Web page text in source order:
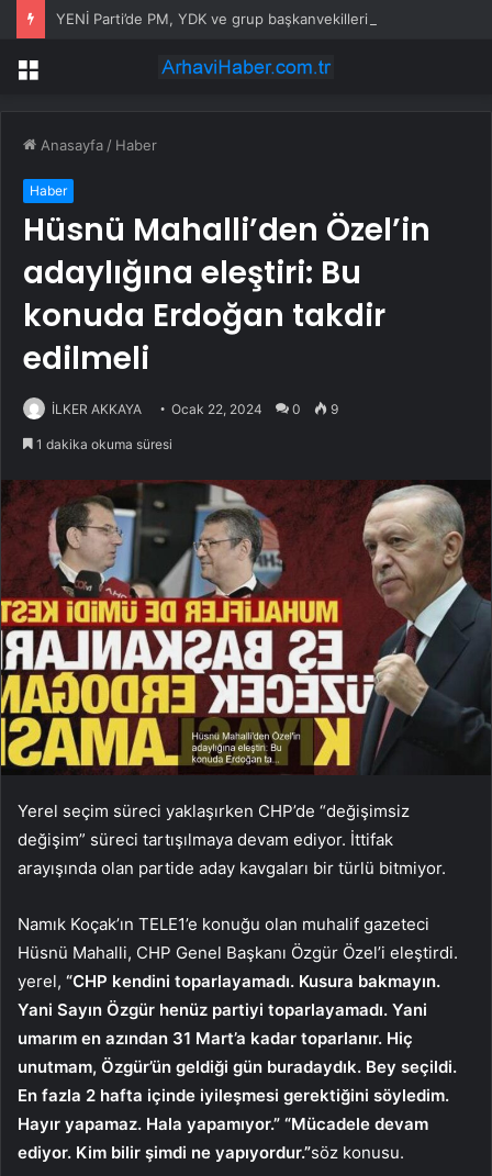
YENİ Parti’de PM, YDK ve grup başkanvekilleri belirlendi
Menü
Anasayfa / Haber
Haber
Hüsnü Mahalli’den Özel’in
adaylığına eleştiri: Bu
konuda Erdoğan takdir
edilmeli
İLKER AKKAYA Ocak 22, 2024 0 9
1 dakika okuma süresi
Yerel seçim süreci yaklaşırken CHP’de “değişimsiz
değişim” süreci tartışılmaya devam ediyor. İttifak
arayışında olan partide aday kavgaları bir türlü bitmiyor.
Namık Koçak’ın TELE1’e konuğu olan muhalif gazeteci
Hüsnü Mahalli, CHP Genel Başkanı Özgür Özel’i eleştirdi.
yerel, “CHP kendini toparlayamadı. Kusura bakmayın.
Yani Sayın Özgür henüz partiyi toparlayamadı. Yani
umarım en azından 31 Mart’a kadar toparlanır. Hiç
unutmam, Özgür’ün geldiği gün buradaydık. Bey seçildi.
En fazla 2 hafta içinde iyileşmesi gerektiğini söyledim.
Hayır yapamaz. Hala yapamıyor.” “Mücadele devam
ediyor. Kim bilir şimdi ne yapıyordur.”söz konusu.